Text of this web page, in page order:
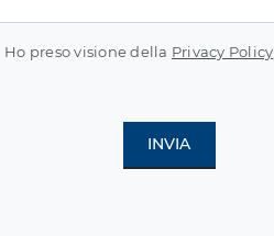
Ho preso visione della Privacy Policy
INVIA